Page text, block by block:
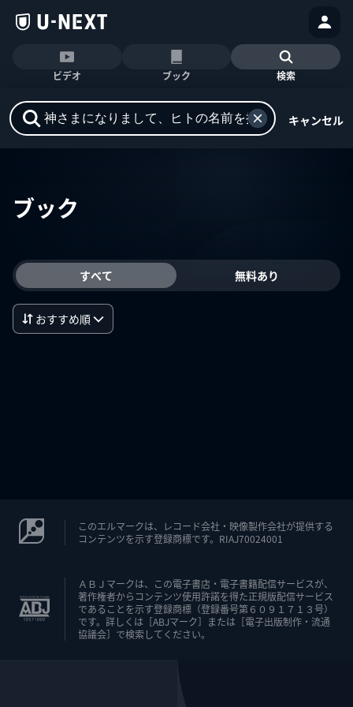
ビデオ ブック 検索
キャンセル
ブック
すべて 無料あり
おすすめ順
このエルマークは、レコード会社・映像製作会社が提供する
コンテンツを示す登録商標です。RIAJ70024001
ＡＢＪマークは、この電子書店・電子書籍配信サービスが、
著作権者からコンテンツ使用許諾を得た正規版配信サービス
であることを示す登録商標（登録番号第６０９１７１３号）
です。詳しくは［ABJマーク］または［電子出版制作・流通
協議会］で検索してください。